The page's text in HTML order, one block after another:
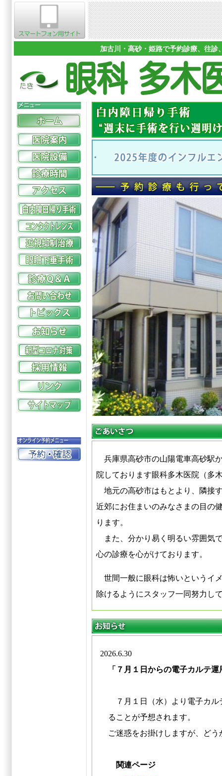
加古川・高砂・姫路で予約診療、往
兵庫県高砂市の山陽電車高砂駅
院しております眼科多木医院（多
地元の高砂市はもとより、隣接
近郊にお住まいのみなさまの目の
ります。
また、分かり易く明るい雰囲気
心の診療を心がけております。
世間一般に眼科は怖いというイ
除けるようにスタッフ一同努力し
2026.6.30
「７月１日からの電子カルテ
７月１日（水）より電子カル
ることが予想されます。
ご迷惑をお掛けしますが、ど
関連ページ